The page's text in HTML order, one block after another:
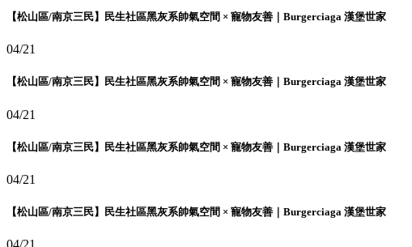
【松山區/南京三民】民生社區黑灰系帥氣空間 × 寵物友善｜Burgerciaga 漢堡世家
04/21
【松山區/南京三民】民生社區黑灰系帥氣空間 × 寵物友善｜Burgerciaga 漢堡世家
04/21
【松山區/南京三民】民生社區黑灰系帥氣空間 × 寵物友善｜Burgerciaga 漢堡世家
04/21
【松山區/南京三民】民生社區黑灰系帥氣空間 × 寵物友善｜Burgerciaga 漢堡世家